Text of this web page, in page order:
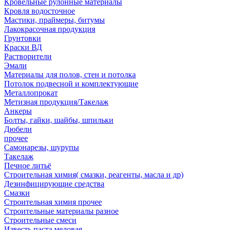
Кровельные рулонные материалы
Кровля водосточное
Мастики, праймеры, битумы
Лакокрасочная продукция
Грунтовки
Краски ВД
Растворители
Эмали
Материалы для полов, стен и потолка
Потолок подвесной и комплектующие
Металлопрокат
Метизная продукция/Такелаж
Анкеры
Болты, гайки, шайбы, шпильки
Дюбели
прочее
Самонарезы, шурупы
Такелаж
Печное литьё
Строительная химия( смазки, реагенты, масла и др)
Дезинфицирующие средства
Смазки
Строительная химия прочее
Строительные материалы разное
Строительные смеси